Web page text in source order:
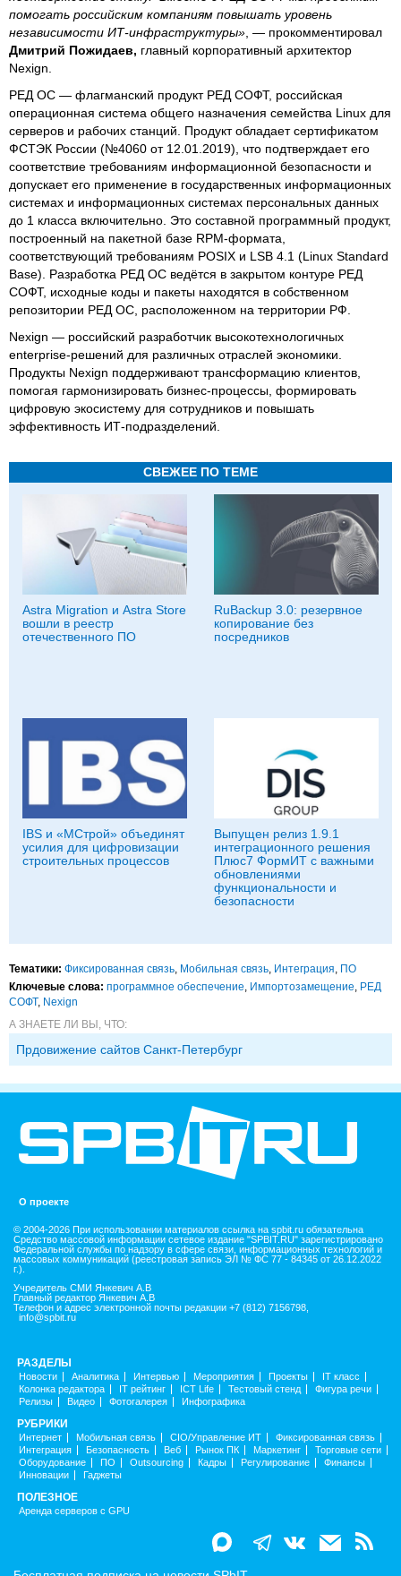
помогать российским компаниям повышать уровень
независимости ИТ-инфраструктуры» , — прокомментировал
Дмитрий Пожидаев, главный корпоративный архитектор
Nexign.
РЕД ОС — флагманский продукт РЕД СОФТ, российская
операционная система общего назначения семейства Linux для
серверов и рабочих станций. Продукт обладает сертификатом
ФСТЭК России (№4060 от 12.01.2019), что подтверждает его
соответствие требованиям информационной безопасности и
допускает его применение в государственных информационных
системах и информационных системах персональных данных
до 1 класса включительно. Это составной программный продукт,
построенный на пакетной базе RPM-формата,
соответствующий требованиям POSIX и LSB 4.1 (Linux Standard
Base). Разработка РЕД ОС ведётся в закрытом контуре РЕД
СОФТ, исходные коды и пакеты находятся в собственном
репозитории РЕД ОС, расположенном на территории РФ.
Nexign — российский разработчик высокотехнологичных
enterprise-решений для различных отраслей экономики.
Продукты Nexign поддерживают трансформацию клиентов,
помогая гармонизировать бизнес-процессы, формировать
цифровую экосистему для сотрудников и повышать
эффективность ИТ-подразделений.
СВЕЖЕЕ ПО ТЕМЕ
Astra Migration и Astra Store
вошли в реестр
отечественного ПО
RuBackup 3.0: резервное
копирование без
посредников
IBS и «МСтрой» объединят
усилия для цифровизации
строительных процессов
Выпущен релиз 1.9.1
интеграционного решения
Плюс7 ФормИТ с важными
обновлениями
функциональности и
безопасности
Тематики: Фиксированная связь, Мобильная связь, Интеграция, ПО
Ключевые слова: программное обеспечение, Импорто­замещение, РЕД
СОФТ, Nexign
А ЗНАЕТЕ ЛИ ВЫ, ЧТО:
Прдовижение сайтов Санкт-Петербург
О проекте
© 2004-2026 При использовании материалов ссылка на spbit.ru обязательна
Средство массовой информации сетевое издание "SPBIT.RU" зарегистрировано
Федеральной службы по надзору в сфере связи, информационных технологий и
массовых коммуникаций (реестровая запись ЭЛ № ФС 77 - 84345 от 26.12.2022
г.).
Учредитель СМИ Янкевич А.В
Главный редактор Янкевич А.В
Телефон и адрес электронной почты редакции +7 (812) 7156798,
info@spbit.ru
РАЗДЕЛЫ
Новости Аналитика Интервью Мероприятия Проекты
IT класс
Колонка редактора
IT рейтинг ICT Life Тестовый стенд
Фигура речи
Релизы
Видео Фотогалерея Инфографика
РУБРИКИ
Интернет Мобильная связь CIO/Управление ИТ
Фиксированная связь
Интеграция
Безопасность Веб Рынок ПК Маркетинг
Торговые сети
Оборудование
ПО Outsourcing Кадры Регулирование
Финансы
Инновации
Гаджеты
ПОЛЕЗНОЕ
Аренда серверов с GPU